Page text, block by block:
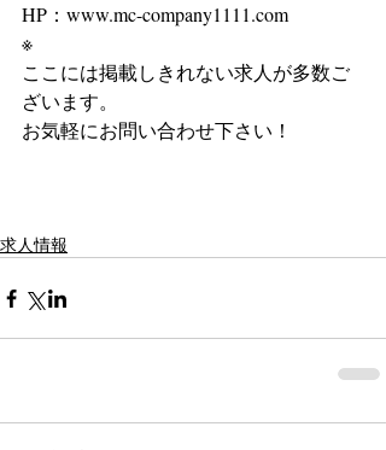
HP：www.mc-company1111.com
※
ここには掲載しきれない求人が多数ご
ざいます。
お気軽にお問い合わせ下さい！
求人情報